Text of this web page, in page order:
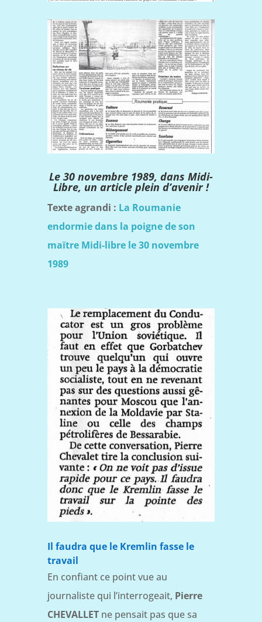
Le 30 novembre 1989, dans Midi-
Libre, un article plein d’avenir !
Texte agrandi : La Roumanie
endormie dans la poigne de son
maïtre Midi-libre le 30 novembre
1989
Il faudra que le Kremlin fasse le
travail
En confiant ce point vue au
journaliste qui l’interrogeait, Pierre
CHEVALLETne pensait pas que sa